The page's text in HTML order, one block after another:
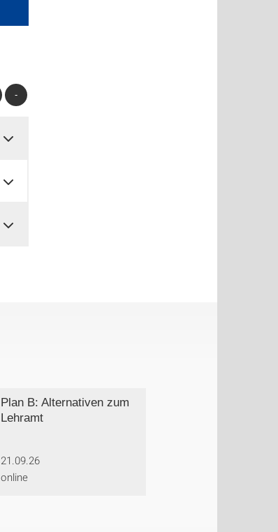
-
Plan B: Alternativen zum
Lehramt
21.09.26
online